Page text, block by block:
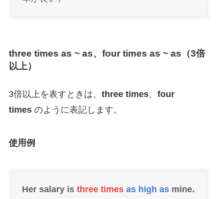
three times as ~ as、four times as ~ as（3倍
以上）
3倍以上を表すときは、 three times、 four
timesのように表記します。
使用例
Her salary isthree times as high asmine.